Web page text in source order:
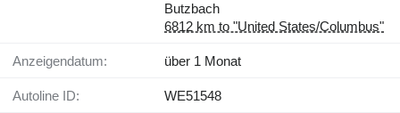
Butzbach
6812 km to "United States/Columbus"
Anzeigendatum: über 1 Monat
Autoline ID: WE51548